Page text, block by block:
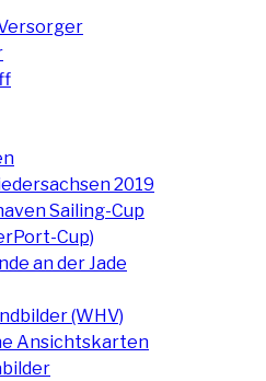
2019
Sailing-Cup
Cup)
an der Jade
(WHV)
Ansichtskarten